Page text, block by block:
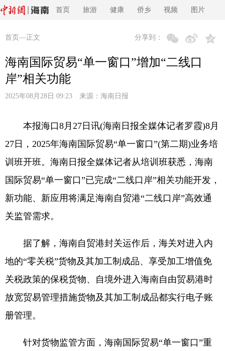
首页 旅游 健康 侨乡 视频 图片
首页 —正文 分享到：
海南国际贸易“单一窗口”增加“二线口
岸”相关功能
2025年08月28日 09:23 来源： 海南日报
本报海口8月27日讯(海南日报全媒体记者罗霞)8月
27日，2025年海南国际贸易“单一窗口”(第二期)业务培
训班开班。海南日报全媒体记者从培训班获悉，海南
国际贸易“单一窗口”已完成“二线口岸”相关功能开发，
新功能、新应用将满足海南自贸港“二线口岸”高效通
关监管需求。
据了解，海南自贸港封关运作后，海关对进入内
地的“零关税”货物及其加工制成品、享受加工增值免
关税政策的保税货物、自境外进入海南自由贸易港时
放宽贸易管理措施货物及其加工制成品都实行电子账
册管理。
针对货物监管方面，海南国际贸易“单一窗口”重